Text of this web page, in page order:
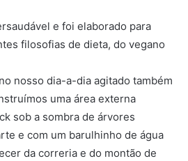
e foi elaborado para
filosofias de dieta, do vegano
nosso dia-a-dia agitado também
uma área externa
sob a sombra de árvores
e com um barulhinho de água
da correria e do montão de